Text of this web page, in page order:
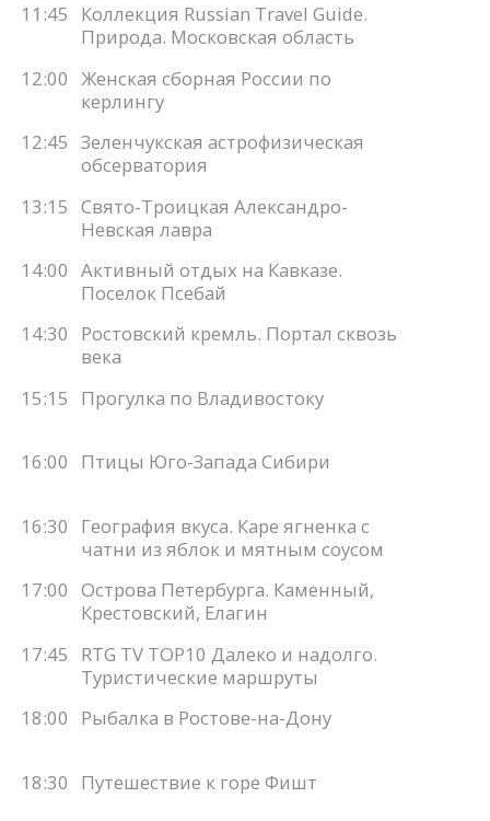
11:45
Коллекция Russian Travel Guide.
Природа. Московская область
12:00 Женская сборная России по
керлингу
12:45 Зеленчукская астрофизическая
обсерватория
13:15 Свято-Троицкая Александро-
Невская лавра
14:00 Активный отдых на Кавказе.
Поселок Псебай
14:30
Ростовский кремль. Портал сквозь
века
15:15
Прогулка по Владивостоку
16:00 Птицы Юго-Запада Сибири
16:30
География вкуса. Каре ягненка с
чатни из яблок и мятным соусом
17:00 Острова Петербурга. Каменный,
Крестовский, Елагин
17:45
RTG TV TOP10 Далеко и надолго.
Туристические маршруты
18:00
Рыбалка в Ростове-на-Дону
18:30 Путешествие к горе Фишт